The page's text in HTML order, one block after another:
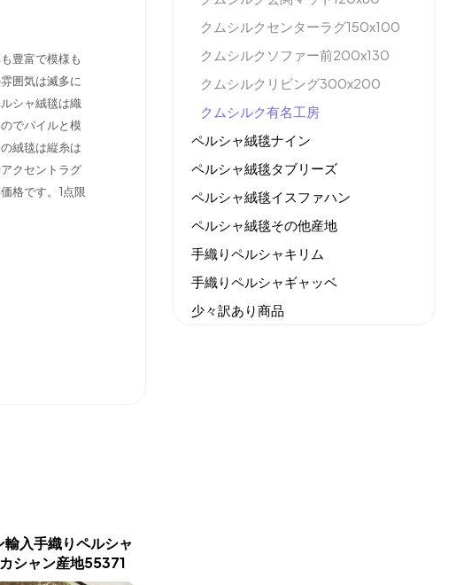
豊富で模様も
囲気は滅多に
シャ絨毯は織
でパイルと模
絨毯は縦糸は
クセントラグ
格です。1点限
輸入手織りペルシャ
シャン産地55371
クムシルクセンターラグ150x100
クムシルクソファー前200x130
クムシルクリビング300x200
クムシルク有名工房
ペルシャ絨毯ナイン
ペルシャ絨毯タブリーズ
ペルシャ絨毯イスファハン
ペルシャ絨毯その他産地
手織りペルシャキリム
手織りペルシャギャッベ
少々訳あり商品